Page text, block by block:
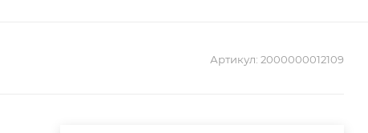
Артикул: 2000000012109